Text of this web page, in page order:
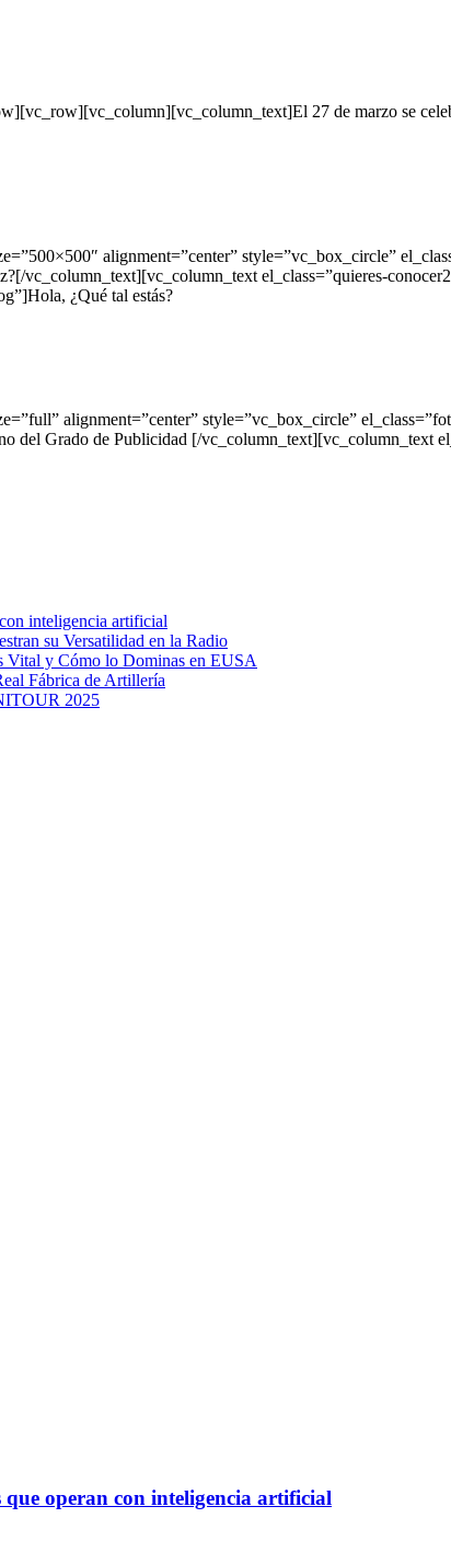
27 de marzo se
alignment=”center” style=”vc_box_circle”
vc_column_text][vc_column_text el_class=”quieres-
¿Qué tal estás?
alignment=”center” style=”vc_box_circle”
del Grado de Publicidad [/vc_column_text][vc_column_text
inteligencia artificial
su Versatilidad en la Radio
y Cómo lo Dominas en EUSA
Fábrica de Artillería
2025
operan con inteligencia artificial